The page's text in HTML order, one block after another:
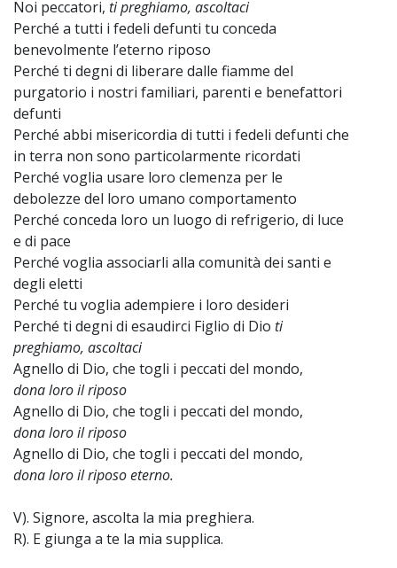
Noi peccatori, ti preghiamo, ascoltaci
Perché a tutti i fedeli defunti tu conceda
benevolmente l’eterno riposo
Perché ti degni di liberare dalle fiamme del
purgatorio i nostri familiari, parenti e benefattori
defunti
Perché abbi misericordia di tutti i fedeli defunti che
in terra non sono particolarmente ricordati
Perché voglia usare loro clemenza per le
debolezze del loro umano comportamento
Perché conceda loro un luogo di refrigerio, di luce
e di pace
Perché voglia associarli alla comunità dei santi e
degli eletti
Perché tu voglia adempiere i loro desideri
Perché ti degni di esaudirci Figlio di Dio ti
preghiamo, ascoltaci
Agnello di Dio, che togli i peccati del mondo,
dona loro il riposo
Agnello di Dio, che togli i peccati del mondo,
dona loro il riposo
Agnello di Dio, che togli i peccati del mondo,
dona loro il riposo eterno.
V). Signore, ascolta la mia preghiera.
R). E giunga a te la mia supplica.